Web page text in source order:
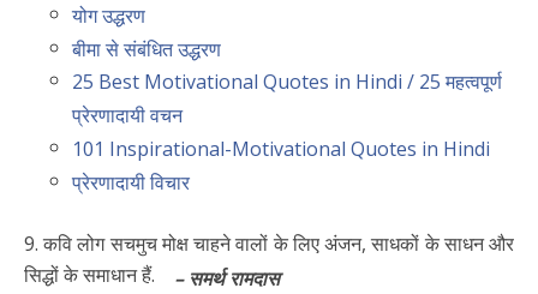
योग उद्धरण
बीमा से संबंधित उद्धरण
25 Best Motivational Quotes in Hindi / 25 महत्वपूर्ण
प्रेरणादायी वचन
101 Inspirational-Motivational Quotes in Hindi
प्रेरणादायी विचार
9. कवि लोग सचमुच मोक्ष चाहने वालों के लिए अंजन, साधकों के साधन और
सिद्धों के समाधान हैं.
– समर्थ रामदास